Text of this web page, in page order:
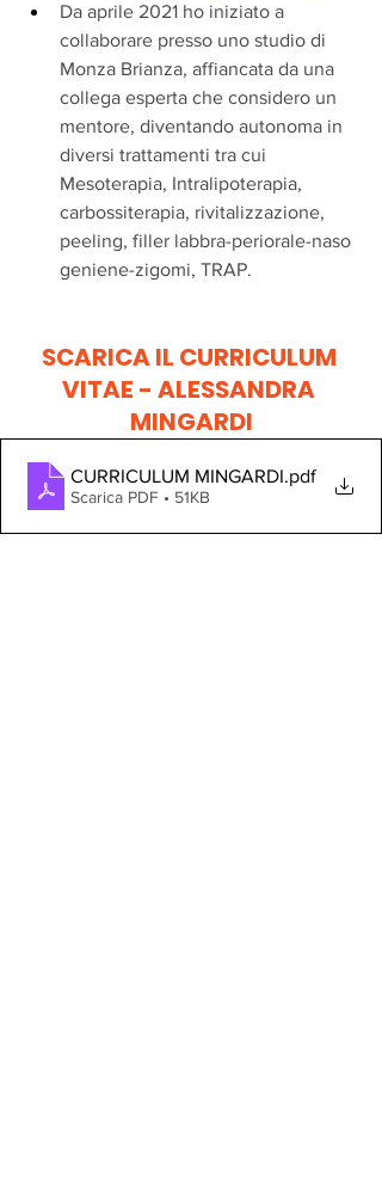
Da aprile 2021 ho iniziato a
collaborare presso uno studio di
Monza Brianza, affiancata da una
collega esperta che considero un
mentore, diventando autonoma in
diversi trattamenti tra cui
Mesoterapia, Intralipoterapia,
carbossiterapia, rivitalizzazione,
peeling, filler labbra-periorale-naso
geniene-zigomi, TRAP.
SCARICA IL CURRICULUM
VITAE - ALESSANDRA
MINGARDI
CURRICULUM MINGARDI.pdf
Scarica PDF • 51KB